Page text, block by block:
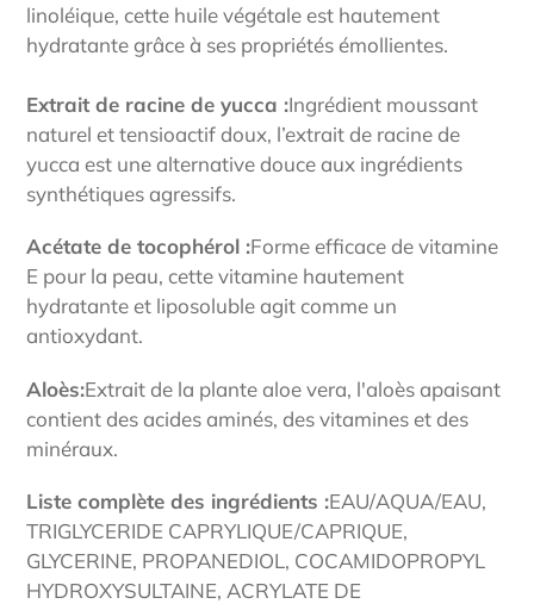
linoléique, cette huile végétale est hautement
hydratante grâce à ses propriétés émollientes.
Extrait de racine de yucca :Ingrédient moussant
naturel et tensioactif doux, l’extrait de racine de
yucca est une alternative douce aux ingrédients
synthétiques agressifs.
Acétate de tocophérol :Forme efficace de vitamine
E pour la peau, cette vitamine hautement
hydratante et liposoluble agit comme un
antioxydant.
Aloès:Extrait de la plante aloe vera, l'aloès apaisant
contient des acides aminés, des vitamines et des
minéraux.
Liste complète des ingrédients :EAU/AQUA/EAU,
TRIGLYCERIDE CAPRYLIQUE/CAPRIQUE,
GLYCERINE, PROPANEDIOL, COCAMIDOPROPYL
HYDROXYSULTAINE, ACRYLATE DE